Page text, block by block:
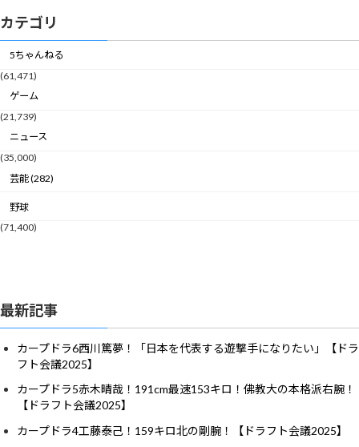
カテゴリ
5ちゃんねる
(61,471)
ゲーム
(21,739)
ニュース
(35,000)
芸能 (282)
野球
(71,400)
最新記事
カープドラ6西川篤夢！「日本を代表する遊撃手になりたい」【ドラ
フト会議2025】
カープドラ5赤木晴哉！191cm最速153キロ！佛教大の本格派右腕！
【ドラフト会議2025】
カープドラ4工藤泰己！159キロ北の剛腕！【ドラフト会議2025】